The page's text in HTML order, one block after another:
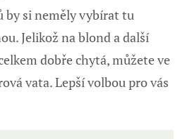
by si neměly vybírat tu
Jelikož na blond a další
dobře chytá, můžete ve
vata. Lepší volbou pro vás